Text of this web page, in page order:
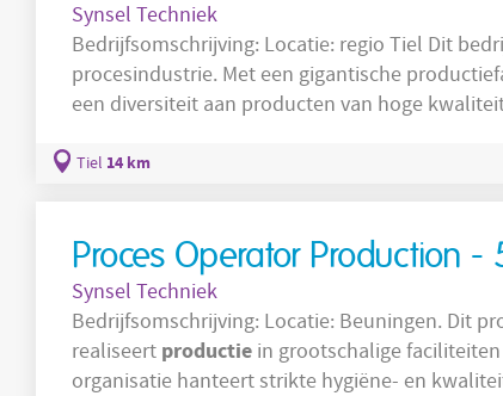
Synsel Techniek
Bedrijfsomschrijving: Locatie: regio Tiel Dit bedrijf is een bekende speler in de
procesindustrie. Met een gigantische productiefaciliteit met meerdere fabrieken wordt er
een diversiteit aan producten van hoge
Veranderingen die betrekking hebben gehad
Tiel 14 km
Proces Operator Production -
Synsel Techniek
Bedrijfsomschrijving: Locatie: Beuningen. Dit productiebedrijf opereert in de food-sector en
realiseert productiein grootschalige
organisatie hanteert strikte hygiëne- en